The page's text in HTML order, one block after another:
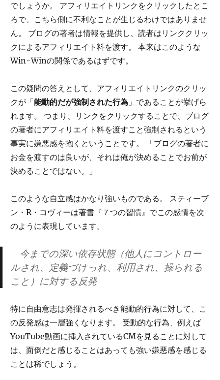
でしょうか。 アフィリエイトリンクをクリックしたとこ
ろで、こちら側に不利なことが生じるわけではありませ
ん。 ブログの著者は情報を提供し、読者はリンククリッ
クによるアフィリエイト料を渡す。 本来はこのような
Win-Winの関係であるはずです。
この疑問の答えとして、アフィリエイトリンクのクリッ
クが「能動的だが強制された行為 」であることが挙げら
れます。 つまり、リンクをクリックすることで、ブログ
の著者にアフィリエイト料を渡すこと強制されるという
事実に嫌悪感を抱くということです。 「ブログの著者に
お金を渡すのは良いが、それは俺が決めることでお前が
決めることではない。」
このような自立感はかなり強いものである。 スティーブ
ン・R・コヴィーは著書『７つの習慣』でこの感情を次
のように表現しています。
今までの深い依存状態（他人にコントロー
ルされ、定義づけっれ、利用され、操られる
こと）に対する反発
特に自由意志は発揮されるべき能動的行為に対して、こ
の反発感は一層強くなります。 受動的な行為、例えば
YouTube動画に挿入されているCMを見ることに対して
は、面倒だと感じることはあっても強い嫌悪感を感じる
ことは稀でしょう。